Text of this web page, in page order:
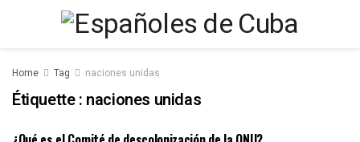
Home Tag naciones unidas
Étiquette : naciones unidas